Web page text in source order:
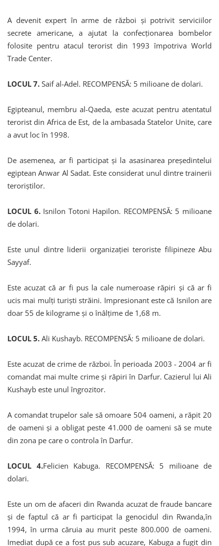
A devenit expert în arme de război și potrivit serviciilor
secrete americane, a ajutat la confecționarea bombelor
folosite pentru atacul terorist din 1993 împotriva World
Trade Center.
LOCUL 7. Saif al-Adel. RECOMPENSĂ: 5 milioane de dolari.
Egipteanul, membru al-Qaeda, este acuzat pentru atentatul
terorist din Africa de Est, de la ambasada Statelor Unite, care
a avut loc în 1998.
De asemenea, ar fi participat și la asasinarea președintelui
egiptean Anwar Al Sadat. Este considerat unul dintre trainerii
teroriștilor.
LOCUL 6.Isnilon Totoni Hapilon. RECOMPENSĂ: 5 milioane
de dolari.
Este unul dintre liderii organizației teroriste filipineze Abu
Sayyaf.
Este acuzat că ar fi pus la cale numeroase răpiri și că ar fi
ucis mai mulți turiști străini. Impresionant este că Isnilon are
doar 55 de kilograme și o înâlțime de 1,68 m.
LOCUL 5. Ali Kushayb. RECOMPENSĂ: 5 milioane de dolari.
Este acuzat de crime de război. În perioada 2003 - 2004 ar fi
comandat mai multe crime și răpiri în Darfur. Cazierul lui Ali
Kushayb este unul îngrozitor.
A comandat trupelor sale să omoare 504 oameni, a răpit 20
de oameni și a obligat peste 41.000 de oameni să se mute
din zona pe care o controla în Darfur.
LOCUL 4.Felicien Kabuga. RECOMPENSĂ: 5 milioane de
dolari.
Este un om de afaceri din Rwanda acuzat de fraude bancare
și de faptul că ar fi participat la genocidul din Rwanda,în
1994, în urma căruia au murit peste 800.000 de oameni.
Imediat după ce a fost pus sub acuzare, Kabuga a fugit din